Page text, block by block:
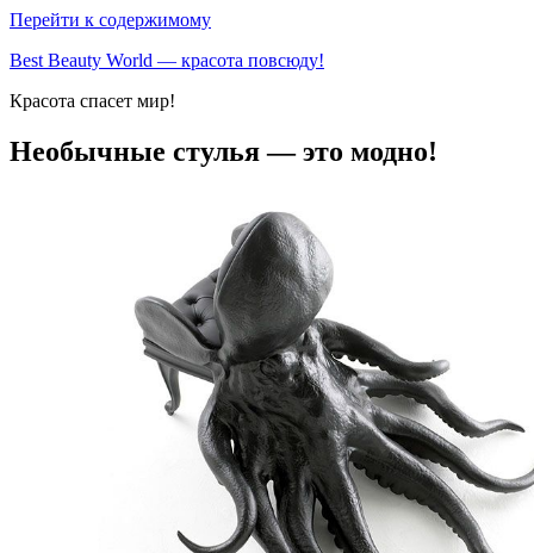
Перейти к содержимому
Best Beauty World — красота повсюду!
Красота спасет мир!
Необычные стулья — это модно!